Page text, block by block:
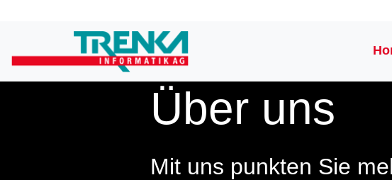
Über uns
Mit uns punkten Sie